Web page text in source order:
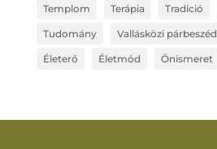
Templom Terápia Tradíció
Tudomány Vallásközi párbeszéd
Életerő Életmód Önismeret